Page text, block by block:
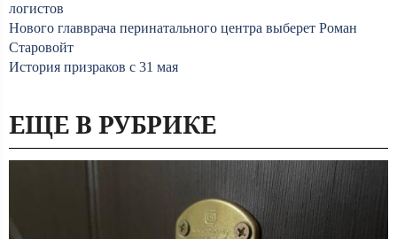
логистов
Нового главврача перинатального центра выберет Роман
Старовойт
История призраков с 31 мая
ЕЩЕ В РУБРИКЕ